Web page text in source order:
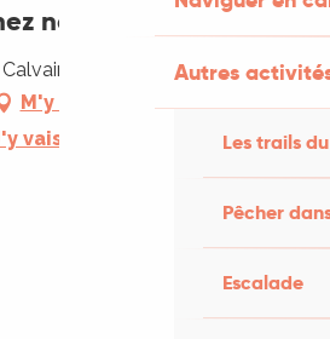
Autres
Les trails
Pêcher
Escalade
nous
46090 Mercuès
M'y rendre
vais en train !